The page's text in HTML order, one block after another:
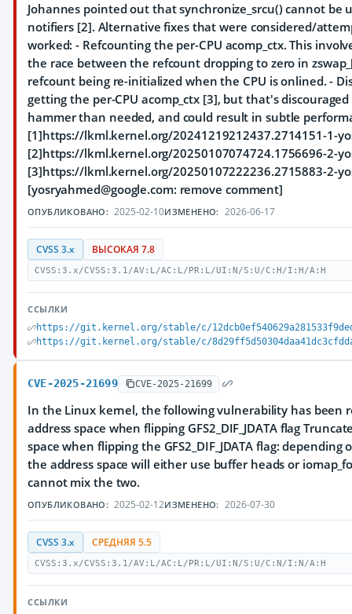
Johannes pointed out that synchronize_srcu() cannot be
notifiers [2]. Alternative fixes that were considered/
worked: - Refcounting the per-CPU acomp_ctx. This
the race between the refcount dropping to zero in
refcount being re-initialized when the CPU is onlined. -
getting the per-CPU acomp_ctx [3], but that's
hammer than needed, and could result in subtle
[1]https://lkml.kernel.org/20241219212437.2714151-1-
[2]https://lkml.kernel.org/20250107074724.1756696-2-
[3]https://lkml.kernel.org/20250107222236.2715883-2-
[yosryahmed@google.com: remove comment]
ОПУБЛИКОВАНО: 2025-02-10ИЗМЕНЕНО: 2026-06-17
CVSS 3.x ВЫСОКАЯ 7.8
CVSS:3.x/CVSS:3.1/AV:L/AC:L/PR:L/UI:N/S:U/C:H/I:H/A:H
ССЫЛКИ
https://git.kernel.org/stable/c/
https://git.kernel.org/stable/c/
CVE-2025-21699 CVE-2025-21699
In the Linux kernel, the following vulnerability has been
address space when flipping GFS2_DIF_JDATA flag
space when flipping the GFS2_DIF_JDATA flag:
the address space will either use buffer heads or
cannot mix the two.
ОПУБЛИКОВАНО: 2025-02-12ИЗМЕНЕНО: 2026-07-30
CVSS 3.x СРЕДНЯЯ 5.5
CVSS:3.x/CVSS:3.1/AV:L/AC:L/PR:L/UI:N/S:U/C:N/I:N/A:H
ССЫЛКИ